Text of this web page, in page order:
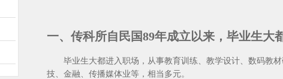
一、传科所自民国89年成立以来，毕业生大
毕业生大都进入职场，从事教育训练、教学设计、数码教
技、金融、传播媒体业等，相当多元。